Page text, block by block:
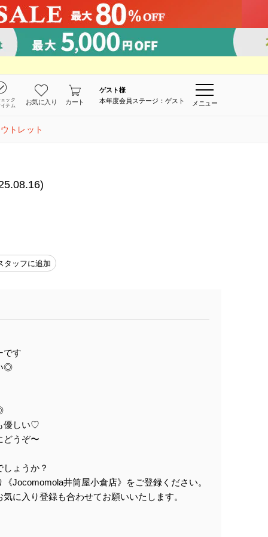
ック
テム
お気に入り カート
ゲスト様
本年度会員ステージ：ゲスト
メニュー
トレット
タッフに追加
です
◎
優しい♡
どうぞ〜
ょうか？
Jocomomola井筒屋小倉店》をご登録ください。
に入り登録も合わせてお願いいたします。